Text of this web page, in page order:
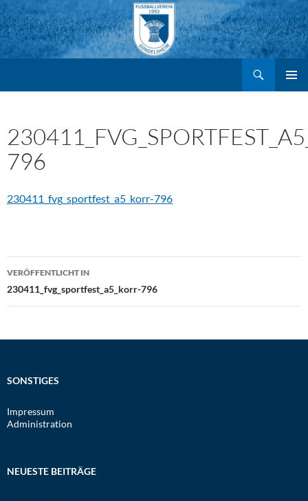
Zum
Inhalt
springen
796
230411_fvg_sportfest_a5_korr-796
Beitragsnavigation
VERÖFFENTLICHT IN
230411_fvg_sportfest_a5_korr-796
SONSTIGES
Impressum
Administration
NEUESTE BEITRÄGE